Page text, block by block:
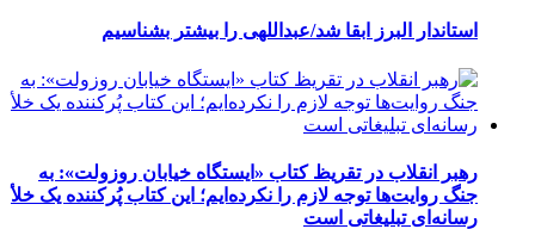
استاندار البرز ابقا شد/عبداللهی را بیشتر بشناسیم
رهبر انقلاب در تقریظ کتاب «ایستگاه خیابان روزولت»: به
جنگ روایت‌ها توجه لازم را نکرده‌ایم؛ این کتاب پُرکننده‌ یک خلأ
رسانه‌ای تبلیغاتی است